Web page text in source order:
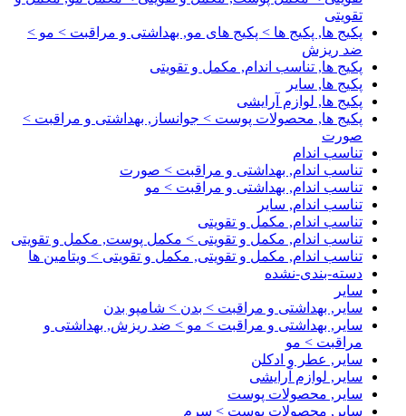
تقویتی
پکیج ها, پکیج ها > پکیج های مو, بهداشتی و مراقبت > مو >
ضد ریزش
پکیج ها, تناسب اندام, مکمل و تقویتی
پکیج ها, سایر
پکیج ها, لوازم آرایشی
پکیج ها, محصولات پوست > جوانساز, بهداشتی و مراقبت >
صورت
تناسب اندام
تناسب اندام, بهداشتی و مراقبت > صورت
تناسب اندام, بهداشتی و مراقبت > مو
تناسب اندام, سایر
تناسب اندام, مکمل و تقویتی
تناسب اندام, مکمل و تقویتی > مکمل پوست, مکمل و تقویتی
تناسب اندام, مکمل و تقویتی, مکمل و تقویتی > ویتامین ها
دسته-بندی-نشده
سایر
سایر, بهداشتی و مراقبت > بدن > شامپو بدن
سایر, بهداشتی و مراقبت > مو > ضد ریزش, بهداشتی و
مراقبت > مو
سایر, عطر و ادکلن
سایر, لوازم آرایشی
سایر, محصولات پوست
سایر, محصولات پوست > سرم